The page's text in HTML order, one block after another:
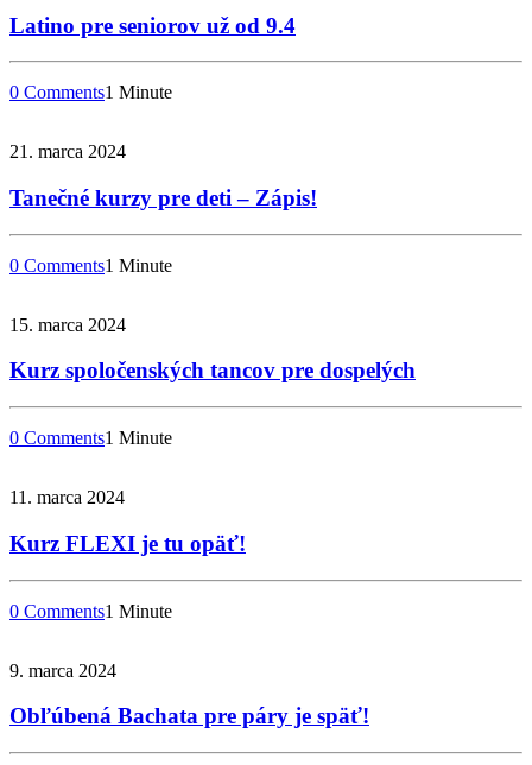
Latino pre seniorov už od 9.4
0 Comments1 Minute
21. marca 2024
Tanečné kurzy pre deti – Zápis!
0 Comments1 Minute
15. marca 2024
Kurz spoločenských tancov pre dospelých
0 Comments1 Minute
11. marca 2024
Kurz FLEXI je tu opäť!
0 Comments1 Minute
9. marca 2024
Obľúbená Bachata pre páry je späť!